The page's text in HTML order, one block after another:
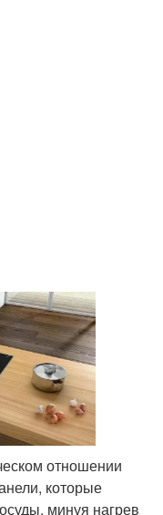
отношении
которые
минуя нагрев